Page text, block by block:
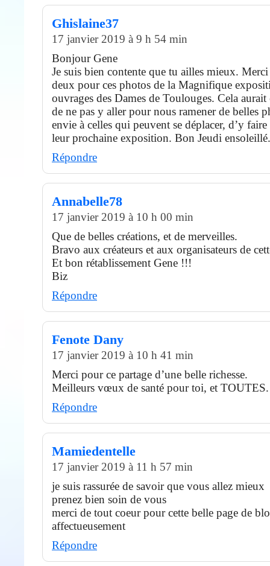
Ghislaine37
17 janvier 2019 à 9 h 54 min
Bonjour Gene
Je suis bien contente que tu ailles mieux. Merci
deux pour ces photos de la Magnifique
ouvrages des Dames de Toulouges. Cela aurait
de ne pas y aller pour nous ramener de belles
envie à celles qui peuvent se déplacer, d’y
leur prochaine exposition. Bon Jeudi
Répondre
Annabelle78
17 janvier 2019 à 10 h 00 min
Que de belles créations, et de merveilles.
Bravo aux créateurs et aux organisateurs de
Et bon rétablissement Gene !!!
Biz
Répondre
Fenote Dany
17 janvier 2019 à 10 h 41 min
Merci pour ce partage d’une belle richesse.
Meilleurs vœux de santé pour toi, et TOUTES.
Répondre
Mamiedentelle
17 janvier 2019 à 11 h 57 min
je suis rassurée de savoir que vous allez mieux
prenez bien soin de vous
merci de tout coeur pour cette belle page de
affectueusement
Répondre